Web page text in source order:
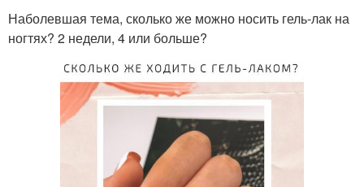
Наболевшая тема, сколько же можно носить гель-лак на
ногтях? 2 недели, 4 или больше?